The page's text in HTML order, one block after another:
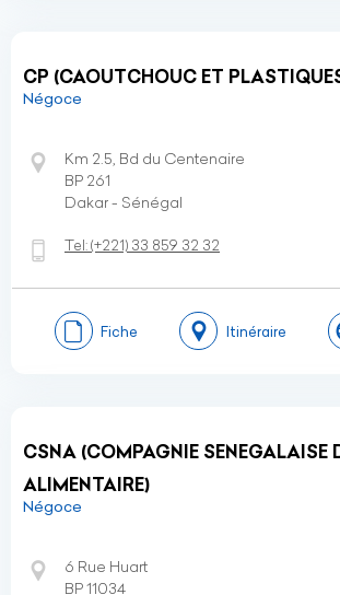
CP (CAOUTCHOUC ET
Négoce
Km 2.5, Bd du Centenaire
BP 261
Dakar - Sénégal
Tel:(+221) 33 859 32 32
Fiche Itinéraire
CSNA (COMPAGNIE SENEGALAISE
ALIMENTAIRE)
Négoce
6 Rue Huart
BP 11034